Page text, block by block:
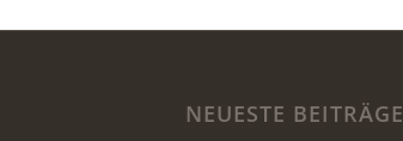
NEUESTE BEITRÄGE